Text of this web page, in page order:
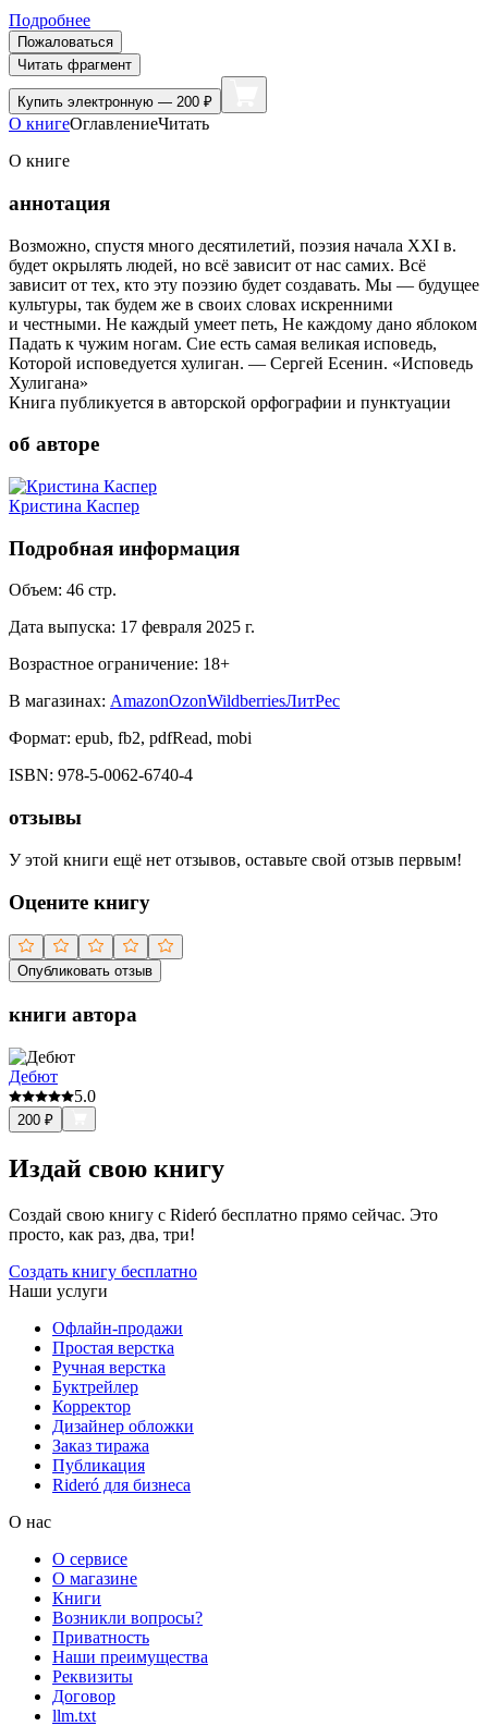
Подробнее
Пожаловаться
Читать фрагмент
Купить электронную — 200 ₽
О книгеОглавлениеЧитать
О книге
аннотация
Возможно, спустя много десятилетий, поэзия начала XXI в.
будет окрылять людей, но всё зависит от нас самих. Всё
зависит от тех, кто эту поэзию будет создавать. Мы — будущее
культуры, так будем же в своих словах искренними
и честными. Не каждый умеет петь, Не каждому дано яблоком
Падать к чужим ногам. Сие есть самая великая исповедь,
Которой исповедуется хулиган. — Сергей Есенин. «Исповедь
Хулигана»
Книга публикуется в авторской орфографии и пунктуации
об авторе
Кристина Каспер
Подробная информация
Объем: 46 стр.
Дата выпуска: 17 февраля 2025 г.
Возрастное ограничение: 18+
В магазинах: AmazonOzonWildberriesЛитРес
Формат: epub, fb2, pdfRead, mobi
ISBN: 978-5-0062-6740-4
отзывы
У этой книги ещё нет отзывов, оставьте свой отзыв первым!
Оцените книгу
Опубликовать отзыв
книги автора
Дебют
5.0
200 ₽
Издай свою книгу
Создай свою книгу с Rideró бесплатно прямо сейчас. Это
просто, как раз, два, три!
Создать книгу бесплатно
Наши услуги
Офлайн-продажи
Простая верстка
Ручная верстка
Буктрейлер
Корректор
Дизайнер обложки
Заказ тиража
Публикация
Rideró для бизнеса
О нас
О сервисе
О магазине
Книги
Возникли вопросы?
Приватность
Наши преимущества
Реквизиты
Договор
llm.txt